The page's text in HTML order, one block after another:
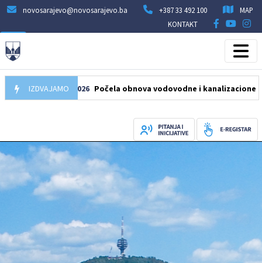
novosarajevo@novosarajevo.ba +387 33 492 100
MAP
KONTAKT
IZDVAJAMO
05.08.2026 Počela obnova vodovodne i kanalizacione mreže u